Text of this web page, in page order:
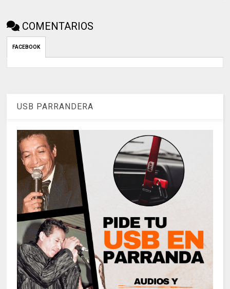
COMENTARIOS
FACEBOOK
USB PARRANDERA